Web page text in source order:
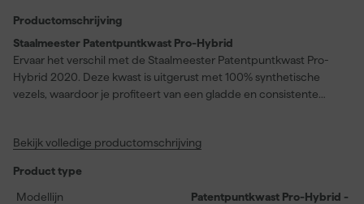
Productomschrijving
Staalmeester Patentpuntkwast Pro-Hybrid
Ervaar het verschil met de Staalmeester Patentpuntkwast Pro-
Hybrid 2020. Deze kwast is uitgerust met 100% synthetische
vezels, waardoor je profiteert van een gladde en consistente
katoenen touwwoeling zorgt voor optimale grip en stevigheid
Staalmeester kleuren heb je niet alleen een fraai ogende, maar
ook ergonomisch verantwoorde kwast in handen. De Pro-Hybrid
Bekijk volledige productomschrijving
Product type
Modellijn
Patentpuntkwast Pro-Hybrid -